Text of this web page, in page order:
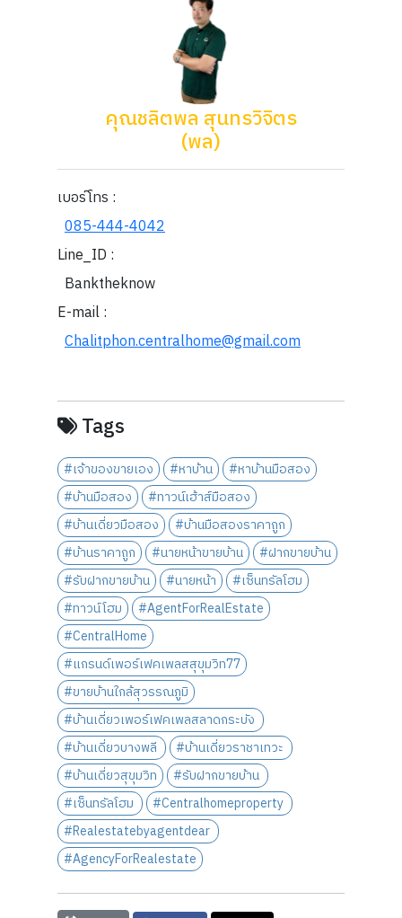
คุณชลิตพล สุนทรวิจิตร
(พล)
เบอร์โทร :
085-444-4042
Line_ID :
Banktheknow
E-mail :
Chalitphon.centralhome@gmail.com
Tags
#เจ้าของขายเอง #หาบ้าน
#หาบ้านมือสอง
#บ้านมือสอง
#ทาวน์เฮ้าส์มือสอง
#บ้านเดี่ยวมือสอง
#บ้านมือสองราคาถูก
#บ้านราคาถูก
#นายหน้าขายบ้าน
#ฝากขายบ้าน
#รับฝากขายบ้าน
#นายหน้า
#เซ็นทรัลโฮม
#ทาวน์โฮม
#AgentForRealEstate
#CentralHome
#แกรนด์เพอร์เฟคเพลสสุขุมวิท77
#ขายบ้านใกล้สุวรรณภูมิ
#บ้านเดี่ยวเพอร์เฟคเพลสลาดกระบัง
#บ้านเดี่ยวบางพลี
#บ้านเดี่ยวราชาเทวะ
#บ้านเดี่ยวสุขุมวิท
#รับฝากขายบ้าน
#เซ็นทรัลโฮม
#Centralhomeproperty
#Realestatebyagentdear
#AgencyForRealestate